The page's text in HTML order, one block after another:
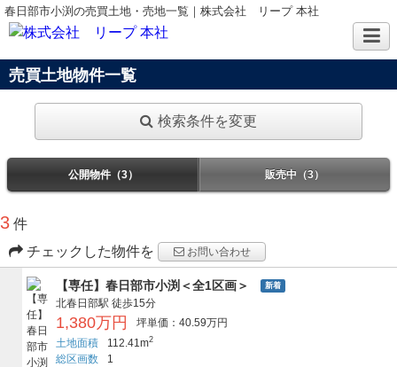
春日部市小渕の売買土地・売地一覧｜株式会社 リープ 本社
売買土地物件一覧
検索条件を変更
公開物件（3） 販売中（3）
3 件
チェックした物件を
お問い合わせ
【専任】春日部市小渕＜全1区画＞ 新着
北春日部駅 徒歩15分
1,380万円
坪単価：40.59万円
土地面積
112.41m2
総区画数
1